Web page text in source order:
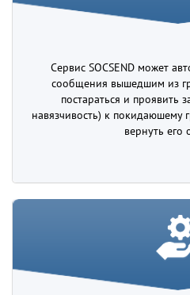
Сервис SOCSEND может
сообщения вышедшим из
постараться и проявить
навязчивость) к покидаюшему
вернуть его